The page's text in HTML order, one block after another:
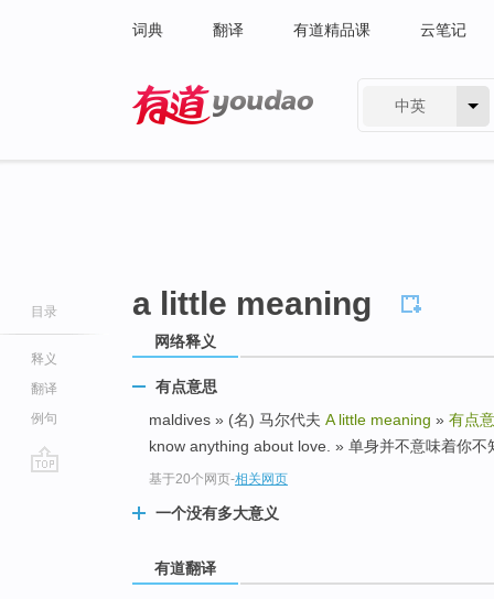
词典 翻译 有道精品课 云笔记
中英
目录
释义
翻译
例句
a little meaning
网络释义
有点意思
maldives » (名) 马尔代夫 A little meaning » 有点
know anything about love. » 单身并不意味着你不
基于20个网页-相关网页
一个没有多大意义
有道翻译